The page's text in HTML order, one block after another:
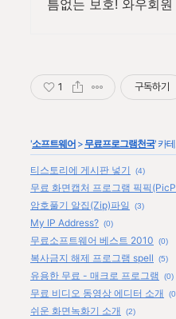
틈없는 보호! 와우회원
1 구독하기
'소프트웨어 > 무료프로그램천국' 카
티스토리에 게시판 넣기 (4)
무료 화면캡처 프로그램 픽픽
암호풀기 알집(Zip)파일 (3)
My IP Address? (0)
무료소프트웨어 베스트 2010 (0)
복사금지 해제 프로그램 spell (5)
유용한 무료 - 매크로 프로그램 (0)
무료 비디오 동영상 에디터 소개
쉬운 화면녹화기 소개 (2)